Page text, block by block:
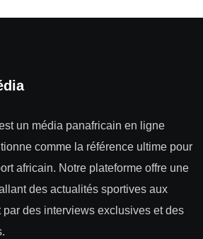
un média panafricain en ligne
comme la référence ultime pour
africain. Notre plateforme offre une
des actualités sportives aux
des interviews exclusives et des